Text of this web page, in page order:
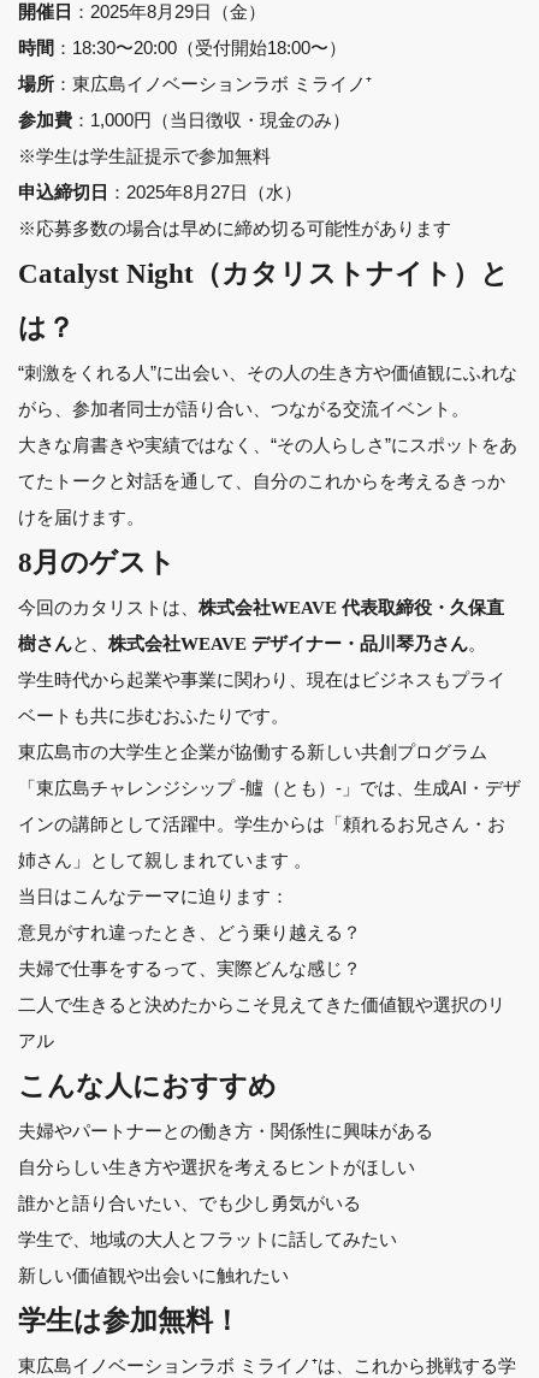
開催日 ：2025年8月29日（金）
時間 ：18:30〜20:00（受付開始18:00〜）
場所 ：東広島イノベーションラボ ミライノ⁺
参加費 ：1,000円（当日徴収・現金のみ）
※学生は学生証提示で参加無料
申込締切日 ：2025年8月27日（水）
※応募多数の場合は早めに締め切る可能性があります
Catalyst Night（カタリストナイト）と
は？
“刺激をくれる人”に出会い、その人の生き方や価値観にふれな
がら、参加者同士が語り合い、つながる交流イベント。
大きな肩書きや実績ではなく、“その人らしさ”にスポットをあ
てたトークと対話を通して、自分のこれからを考えるきっか
けを届けます。
8月のゲスト
今回のカタリストは、 株式会社WEAVE 代表取締役・久保直
樹さんと、 株式会社WEAVE デザイナー・品川琴乃さん。
学生時代から起業や事業に関わり、現在はビジネスもプライ
ベートも共に歩むおふたりです。
東広島市の大学生と企業が協働する新しい共創プログラム
「東広島チャレンジシップ -艫（とも）-」では、生成AI・デザ
インの講師として活躍中。学生からは「頼れるお兄さん・お
姉さん」として親しまれています 。
当日はこんなテーマに迫ります：
意見がすれ違ったとき、どう乗り越える？
夫婦で仕事をするって、実際どんな感じ？
二人で生きると決めたからこそ見えてきた価値観や選択のリ
アル
こんな人におすすめ
夫婦やパートナーとの働き方・関係性に興味がある
自分らしい生き方や選択を考えるヒントがほしい
誰かと語り合いたい、でも少し勇気がいる
学生で、地域の大人とフラットに話してみたい
新しい価値観や出会いに触れたい
学生は参加無料！
東広島イノベーションラボ ミライノ⁺は、これから挑戦する学